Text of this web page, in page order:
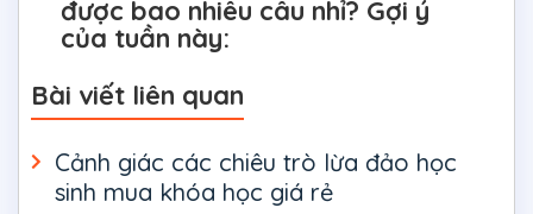
được bao nhiêu câu nhỉ? Gợi ý
của tuần này:
Bài viết liên quan
Cảnh giác các chiêu trò lừa đảo học
sinh mua khóa học giá rẻ